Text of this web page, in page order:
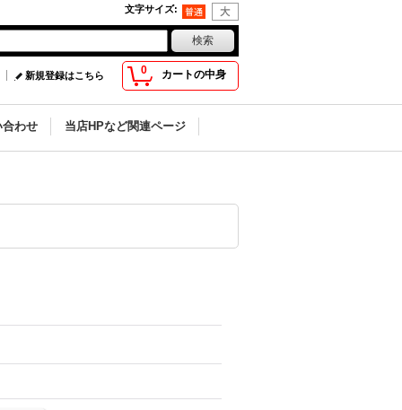
文字サイズ:
0 カートの中身
新規登録はこちら
合わせ 当店HPなど関連ページ